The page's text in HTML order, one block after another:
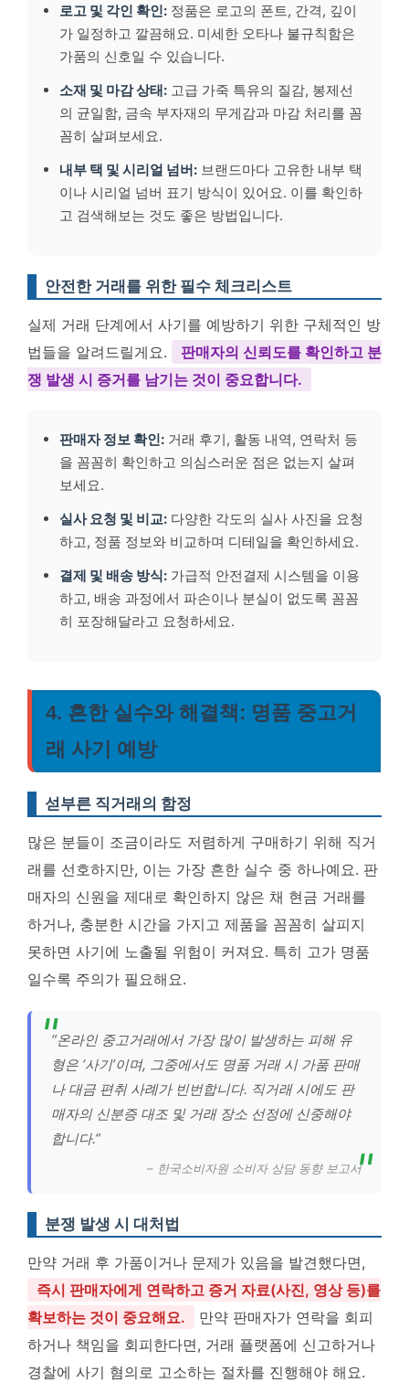
로고 및 각인 확인: 정품은 로고의 폰트, 간격, 깊이
가 일정하고 깔끔해요. 미세한 오타나 불규칙함은
가품의 신호일 수 있습니다.
소재 및 마감 상태: 고급 가죽 특유의 질감, 봉제선
의 균일함, 금속 부자재의 무게감과 마감 처리를 꼼
꼼히 살펴보세요.
내부 택 및 시리얼 넘버: 브랜드마다 고유한 내부 택
이나 시리얼 넘버 표기 방식이 있어요. 이를 확인하
고 검색해보는 것도 좋은 방법입니다.
안전한 거래를 위한 필수 체크리스트
실제 거래 단계에서 사기를 예방하기 위한 구체적인 방
법들을 알려드릴게요.
판매자의 신뢰도를 확인하고 분
쟁 발생 시 증거를 남기는 것이 중요합니다.
판매자 정보 확인: 거래 후기, 활동 내역, 연락처 등
을 꼼꼼히 확인하고 의심스러운 점은 없는지 살펴
보세요.
실사 요청 및 비교: 다양한 각도의 실사 사진을 요청
하고, 정품 정보와 비교하며 디테일을 확인하세요.
결제 및 배송 방식: 가급적 안전결제 시스템을 이용
하고, 배송 과정에서 파손이나 분실이 없도록 꼼꼼
히 포장해달라고 요청하세요.
4. 흔한 실수와 해결책: 명품 중고거
래 사기 예방
섣부른 직거래의 함정
많은 분들이 조금이라도 저렴하게 구매하기 위해 직거
래를 선호하지만, 이는 가장 흔한 실수 중 하나예요. 판
매자의 신원을 제대로 확인하지 않은 채 현금 거래를
하거나, 충분한 시간을 가지고 제품을 꼼꼼히 살피지
못하면 사기에 노출될 위험이 커져요. 특히 고가 명품
일수록 주의가 필요해요.
“온라인 중고거래에서 가장 많이 발생하는 피해 유
형은 ‘사기’이며, 그중에서도 명품 거래 시 가품 판매
나 대금 편취 사례가 빈번합니다. 직거래 시에도 판
매자의 신분증 대조 및 거래 장소 선정에 신중해야
합니다.”
– 한국소비자원 소비자 상담 동향 보고서
분쟁 발생 시 대처법
만약 거래 후 가품이거나 문제가 있음을 발견했다면,
즉시 판매자에게 연락하고 증거 자료(사진, 영상 등)를
확보하는 것이 중요해요.
만약 판매자가 연락을 회피
하거나 책임을 회피한다면, 거래 플랫폼에 신고하거나
경찰에 사기 혐의로 고소하는 절차를 진행해야 해요.